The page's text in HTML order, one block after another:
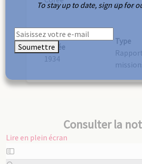
Corée
Année
1934
Type
Consulter la
Lire en plein écran
Aller
au
To stay up to date, sign up for
Soumettre